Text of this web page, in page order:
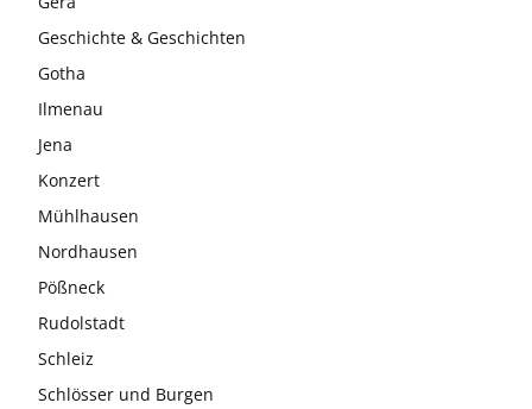
Geschichte & Geschichten
Gotha
Ilmenau
Jena
Konzert
Mühlhausen
Nordhausen
Pößneck
Rudolstadt
Schleiz
Schlösser und Burgen